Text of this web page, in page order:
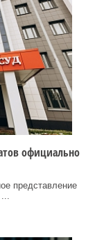
официально
представление